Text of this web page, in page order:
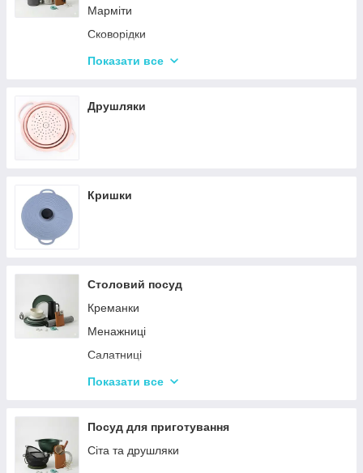
Марміти
Сковорідки
Ківші
Показати все
Друшляки
Кришки
Столовий посуд
Креманки
Менажниці
Салатниці
Сітки та кошики для фрі
Посуд для дітей
Сервізи
Показати все
Посуд для приготування
Сіта та друшляки